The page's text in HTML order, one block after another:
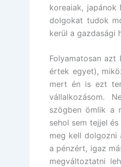
koreaiak,
dolgokat tudok
kerül a gazdasági
Folyamatosan
értek egyet),
mert én is ezt
vállalkozásom.
szögben ömlik a
sehol sem tejjel
meg kell dolgozni
a pénzért, igaz
megváltoztatni